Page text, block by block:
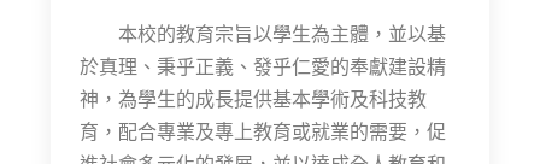
本校的教育宗旨以學生為主體，並以基
於真理、秉乎正義、發乎仁愛的奉獻建設精
神，為學生的成長提供基本學術及科技教
育，配合專業及專上教育或就業的需要，促